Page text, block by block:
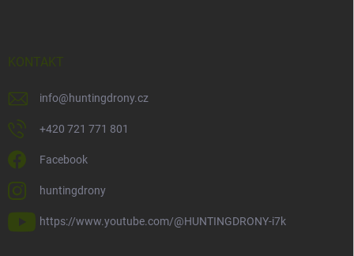
KONTAKT
info@huntingdrony.cz
+420 721 771 801
Facebook
huntingdrony
https://www.youtube.com/@HUNTINGDRONY-i7k